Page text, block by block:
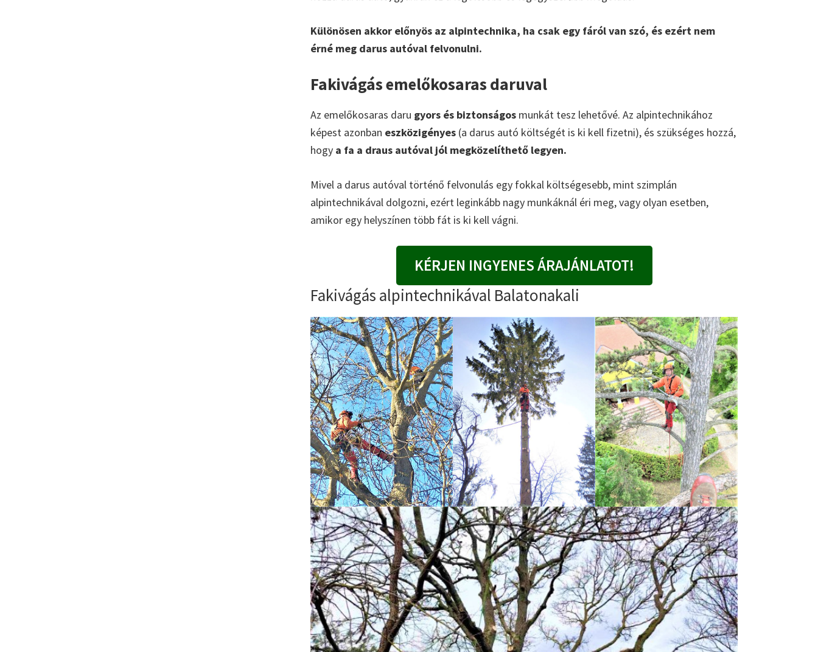
Különösen akkor előnyös az alpintechnika, ha csak egy fáról van szó, és ezért nem
érné meg darus autóval felvonulni.
Fakivágás emelőkosaras daruval
Az emelőkosaras daru gyors és biztonságos munkát tesz lehetővé. Az alpintechnikához
képest azonban eszközigényes (a darus autó költségét is ki kell fizetni), és szükséges hozzá,
hogy a fa a draus autóval jól megközelíthető legyen.
Mivel a darus autóval történő felvonulás egy fokkal költségesebb, mint szimplán
alpintechnikával dolgozni, ezért leginkább nagy munkáknál éri meg, vagy olyan esetben,
amikor egy helyszínen több fát is ki kell vágni.
KÉRJEN INGYENES ÁRAJÁNLATOT!
Fakivágás alpintechnikával Balatonakali